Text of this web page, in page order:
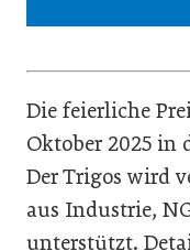
Die feierliche
Oktober 2025 in
Der Trigos wird
aus Industrie,
unterstützt.